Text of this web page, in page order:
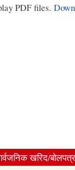
PDF files.
खरिद/